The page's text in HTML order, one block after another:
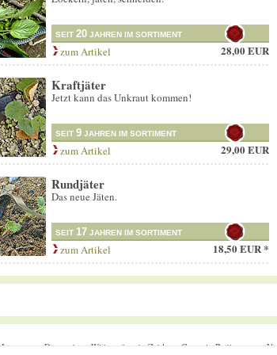
SEIT 20 JAHREN IM SORTIMENT
zum Artikel 28,00 EUR
Kraftjäter
Jetzt kann das Unkraut kommen!
SEIT 9 JAHREN IM SORTIMENT
zum Artikel 29,00 EUR
Rundjäter
Das neue Jäten.
SEIT 17 JAHREN IM SORTIMENT
zum Artikel 18,50 EUR *
ImpressumDatenschutzWiderrufsrechtZahlungGarantie-Bedingungen